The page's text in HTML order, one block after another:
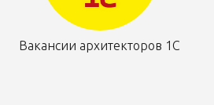
Вакансии архитекторов 1С